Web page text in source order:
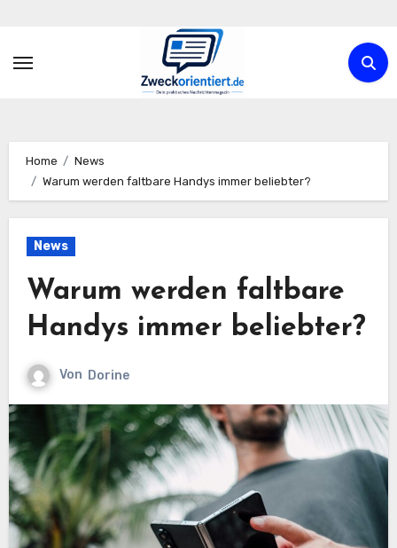
springen
Home
News
Warum werden faltbare Handys immer beliebter?
News
Warum werden faltbare
Handys immer beliebter?
Von Dorine